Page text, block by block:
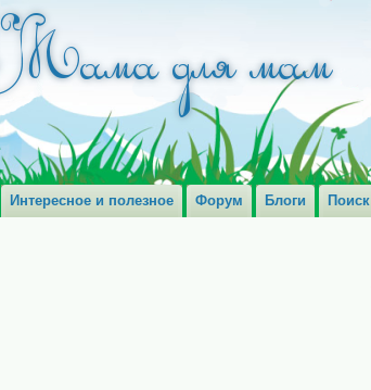
Интересное и полезное Форум Блоги Поиск